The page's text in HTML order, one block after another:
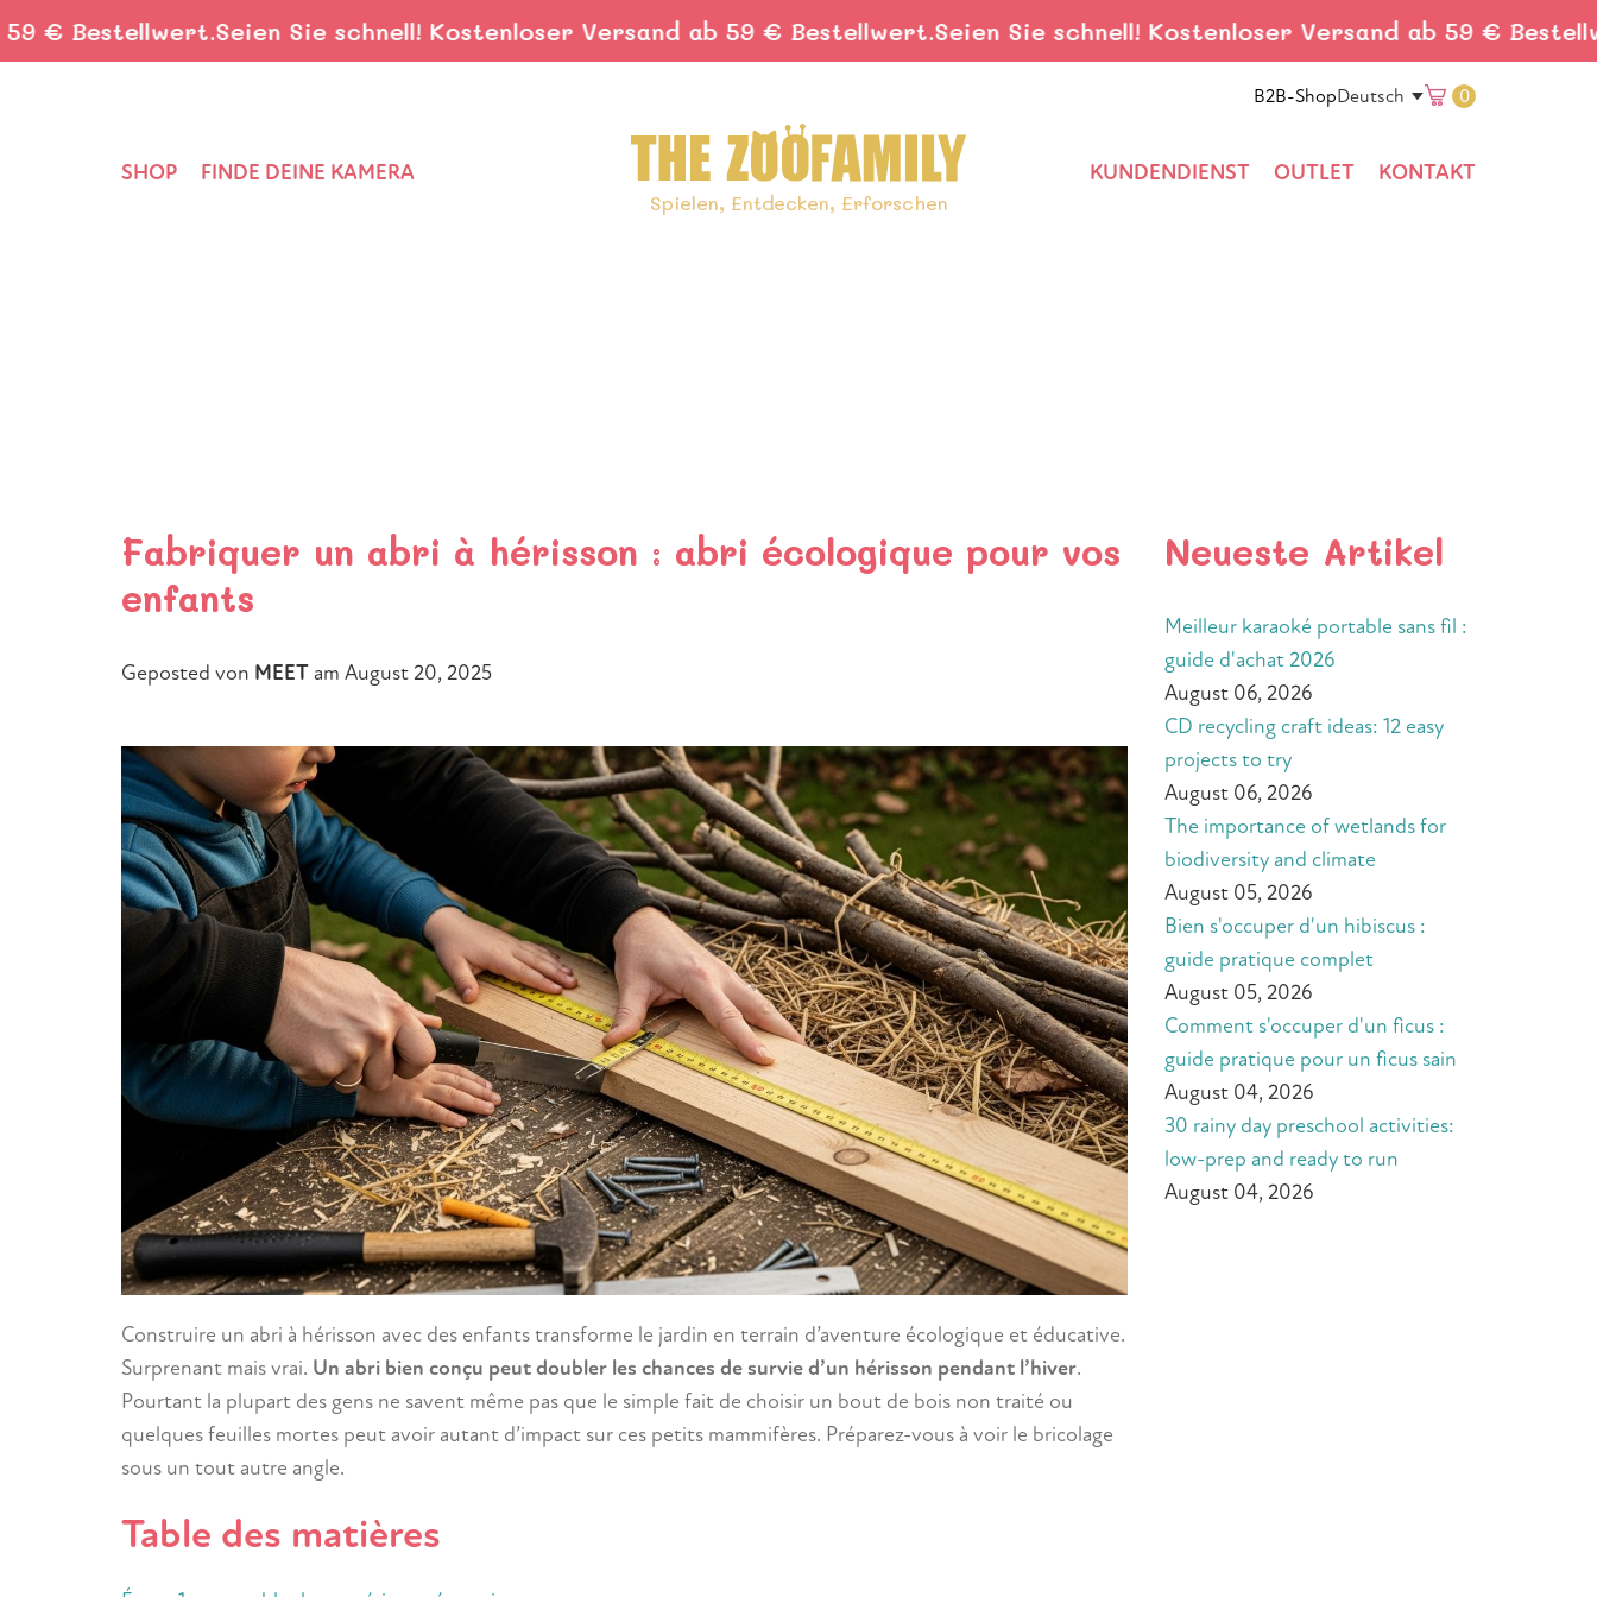
Seien Sie schnell! Kostenloser Versand ab 59 € Bestellwert.Seien Sie schnell! Kostenloser Versand ab 59 € Bestellwert.
B2B-ShopTranslation
missing:
Deutsch 0
SHOP FINDE DEINE KAMERA
Spielen, Entdecken, Erforschen
KUNDENDIENST OUTLET KONTAKT
Fabriquer un abri à hérisson : abri écologique pour vos
enfants
Geposted von MEETam August 20, 2025
Construire un abri à hérisson avec des enfants transforme le jardin en terrain d’aventure écologique et éducative.
Surprenant mais vrai. Un abri bien conçu peut doubler les chances de survie d’un hérisson pendant l’hiver.
Pourtant la plupart des gens ne savent même pas que le simple fait de choisir un bout de bois non traité ou
quelques feuilles mortes peut avoir autant d’impact sur ces petits mammifères. Préparez-vous à voir le bricolage
sous un tout autre angle.
Table des matières
Neueste Artikel
Meilleur karaoké portable sans fil :
guide d'achat 2026
August 06, 2026
CD recycling craft ideas: 12 easy
projects to try
August 06, 2026
The importance of wetlands for
biodiversity and climate
August 05, 2026
Bien s'occuper d'un hibiscus :
guide pratique complet
August 05, 2026
Comment s'occuper d'un ficus :
guide pratique pour un ficus sain
August 04, 2026
30 rainy day preschool activities:
low-prep and ready to run
August 04, 2026